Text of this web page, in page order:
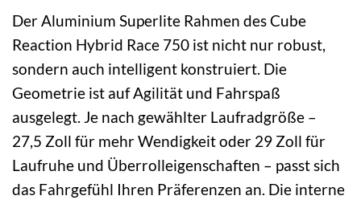
Der Aluminium Superlite Rahmen des Cube
Reaction Hybrid Race 750 ist nicht nur robust,
sondern auch intelligent konstruiert. Die
Geometrie ist auf Agilität und Fahrspaß
ausgelegt. Je nach gewählter Laufradgröße –
27,5 Zoll für mehr Wendigkeit oder 29 Zoll für
Laufruhe und Überrolleigenschaften – passt sich
das Fahrgefühl Ihren Präferenzen an. Die interne